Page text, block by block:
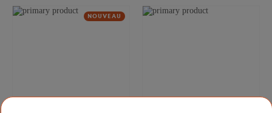
NOUVEAU